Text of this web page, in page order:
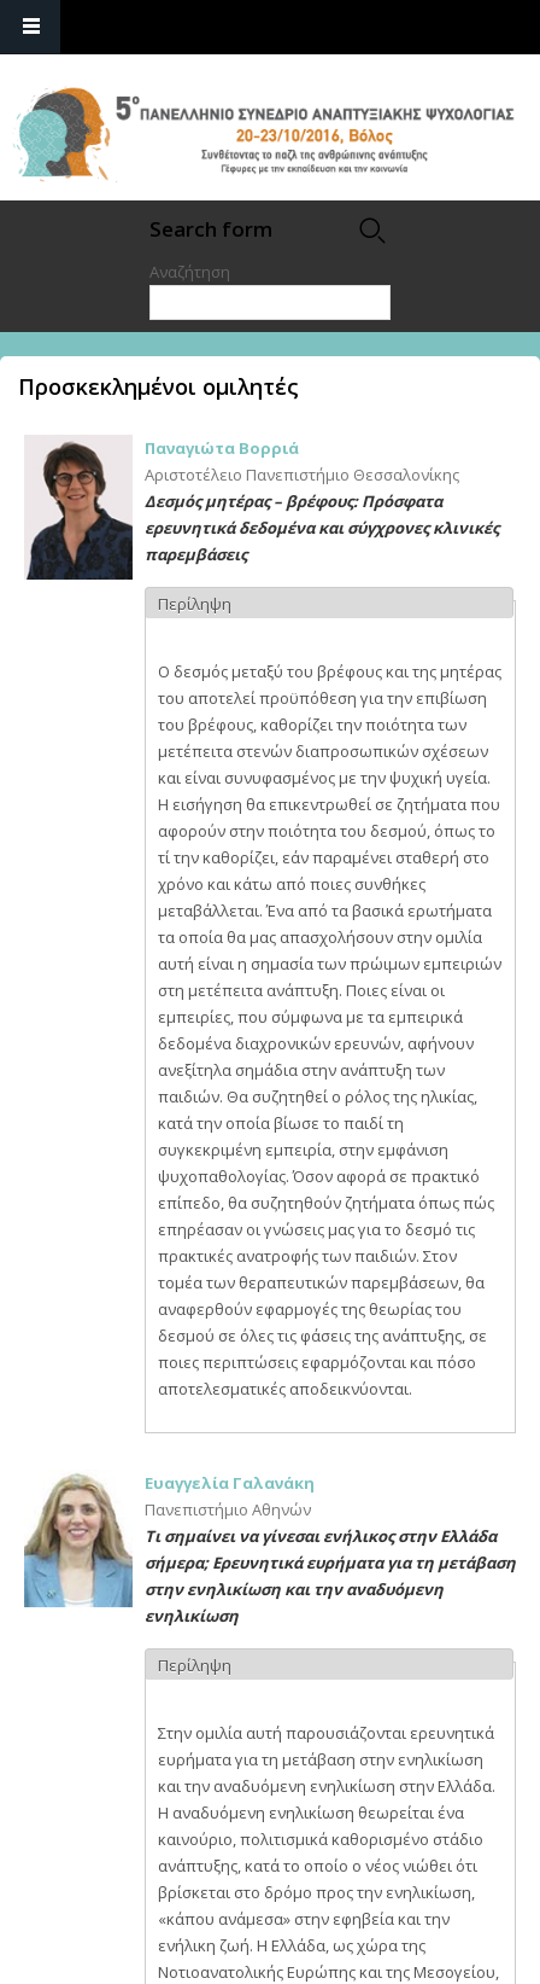
Search form
Αναζήτηση
Προσκεκλημένοι ομιλητές
Παναγιώτα Βορριά
Αριστοτέλειο Πανεπιστήμιο Θεσσαλονίκης
Δεσμός μητέρας – βρέφους: Πρόσφατα
ερευνητικά δεδομένα και σύγχρονες κλινικές
παρεμβάσεις
Περίληψη
Ο δεσμός μεταξύ του βρέφους και της μητέρας
του αποτελεί προϋπόθεση για την επιβίωση
του βρέφους, καθορίζει την ποιότητα των
μετέπειτα στενών διαπροσωπικών σχέσεων
και είναι συνυφασμένος με την ψυχική υγεία.
Η εισήγηση θα επικεντρωθεί σε ζητήματα που
αφορούν στην ποιότητα του δεσμού, όπως το
τί την καθορίζει, εάν παραμένει σταθερή στο
χρόνο και κάτω από ποιες συνθήκες
μεταβάλλεται. Ένα από τα βασικά ερωτήματα
τα οποία θα μας απασχολήσουν στην ομιλία
αυτή είναι η σημασία των πρώιμων εμπειριών
στη μετέπειτα ανάπτυξη. Ποιες είναι οι
εμπειρίες, που σύμφωνα με τα εμπειρικά
δεδομένα διαχρονικών ερευνών, αφήνουν
ανεξίτηλα σημάδια στην ανάπτυξη των
παιδιών. Θα συζητηθεί ο ρόλος της ηλικίας,
κατά την οποία βίωσε το παιδί τη
συγκεκριμένη εμπειρία, στην εμφάνιση
ψυχοπαθολογίας. Όσον αφορά σε πρακτικό
επίπεδο, θα συζητηθούν ζητήματα όπως πώς
επηρέασαν οι γνώσεις μας για το δεσμό τις
πρακτικές ανατροφής των παιδιών. Στον
τομέα των θεραπευτικών παρεμβάσεων, θα
αναφερθούν εφαρμογές της θεωρίας του
δεσμού σε όλες τις φάσεις της ανάπτυξης, σε
ποιες περιπτώσεις εφαρμόζονται και πόσο
αποτελεσματικές αποδεικνύονται.
Eυαγγελία Γαλανάκη
Πανεπιστήμιο Αθηνών
Τι σημαίνει να γίνεσαι ενήλικος στην Ελλάδα
σήμερα; Ερευνητικά ευρήματα για τη μετάβαση
στην ενηλικίωση και την αναδυόμενη
ενηλικίωση
Περίληψη
Στην ομιλία αυτή παρουσιάζονται ερευνητικά
ευρήματα για τη μετάβαση στην ενηλικίωση
και την αναδυόμενη ενηλικίωση στην Ελλάδα.
Η αναδυόμενη ενηλικίωση θεωρείται ένα
καινούριο, πολιτισμικά καθορισμένο στάδιο
ανάπτυξης, κατά το οποίο ο νέος νιώθει ότι
βρίσκεται στο δρόμο προς την ενηλικίωση,
«κάπου ανάμεσα» στην εφηβεία και την
ενήλικη ζωή. Η Ελλάδα, ως χώρα της
Νοτιοανατολικής Ευρώπης και της Μεσογείου,